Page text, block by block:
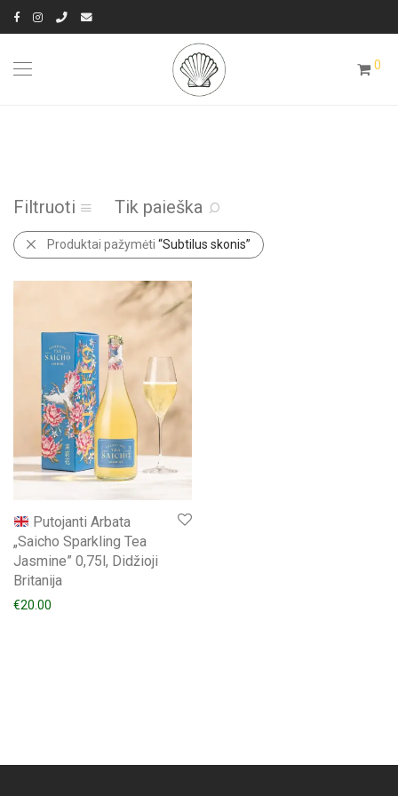
0
Filtruoti Tik paieška
Produktai pažymėti “Subtilus skonis”
Putojanti Arbata
„Saicho Sparkling Tea
Jasmine” 0,75l, Didžioji
Britanija
€20.00